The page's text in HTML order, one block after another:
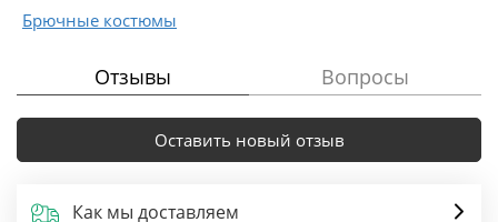
Брючные костюмы
Отзывы Вопросы
Оставить новый отзыв
Как мы доставляем